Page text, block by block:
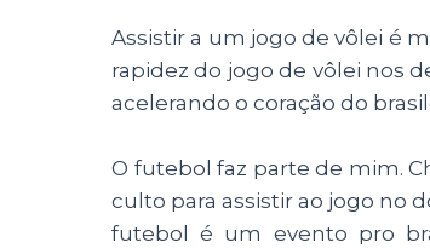
Assistir a um jogo de vôlei é
rapidez do jogo de vôlei nos
acelerando o coração do
O futebol faz parte de mim.
culto para assistir ao jogo no
futebol é um evento pro